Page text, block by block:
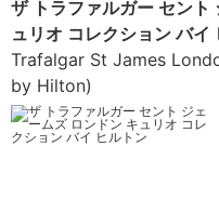
ザ トラファルガー セント
ュリオ コレクション バイ
Trafalgar St James
by Hilton)